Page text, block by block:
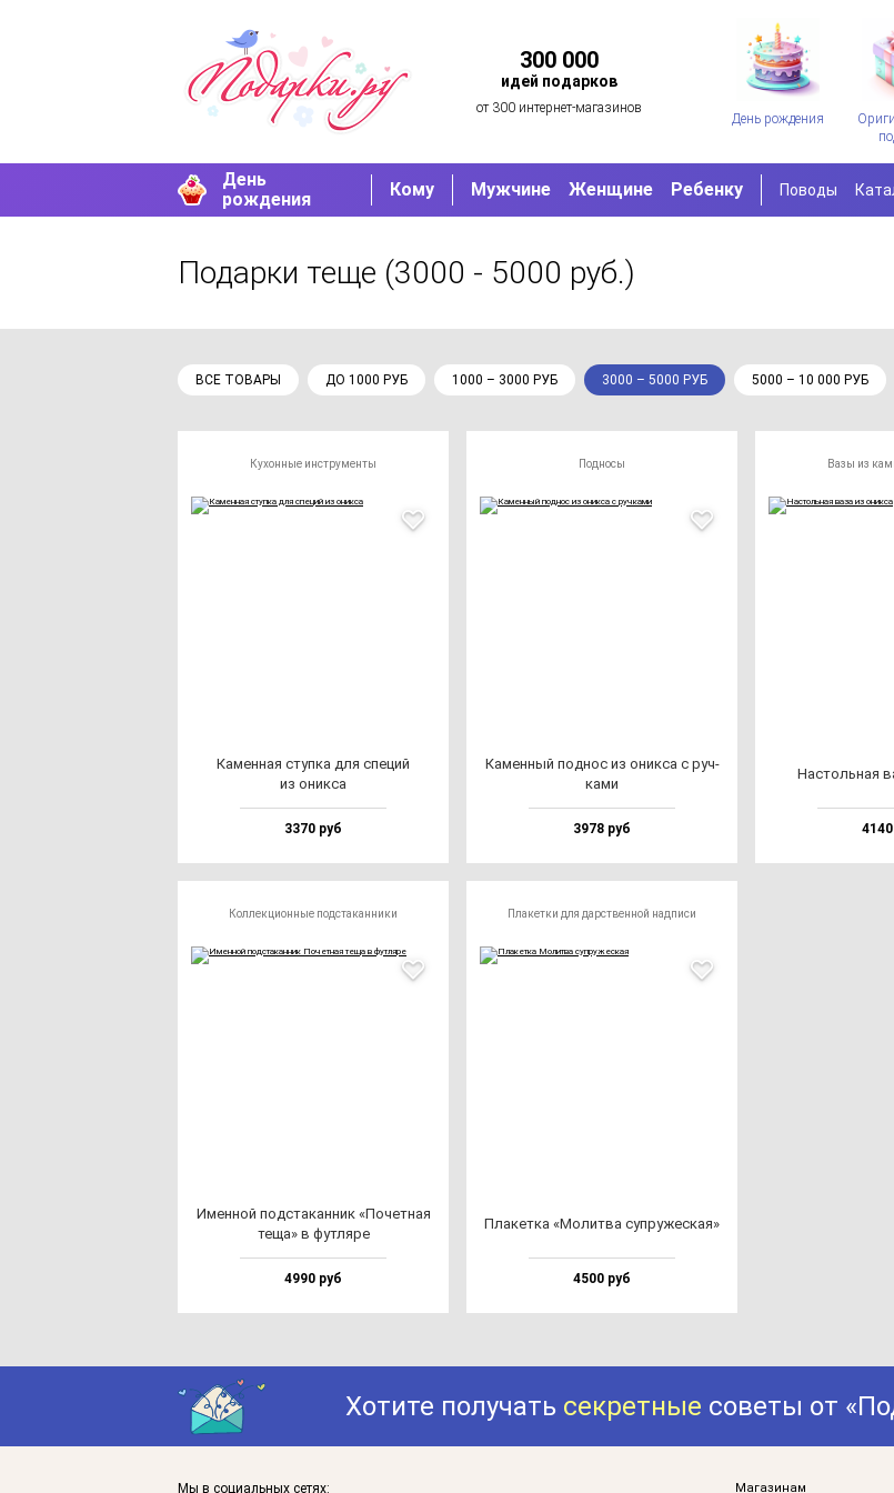
300 000
идей подарков
от 300 интернет-магазинов
День рождения
День
рождения
Кому Мужчине Женщине Ребенку Поводы
Подарки теще (3000 - 5000 руб.)
ВСЕ ТОВАРЫ ДО 1000 РУБ 1000 – 3000 РУБ 3000 – 5000 РУБ 5000 – 10 000 РУБ
Кухонные инструменты
Камен­ная ступ­ка для спе­ций
из оник­са
3370 руб
Подносы
Камен­ный под­нос из оник­са с руч­
ка­ми
3978 руб
Вазы из
Нас­толь­ная
Коллекционные подстаканники
Имен­ной под­ста­кан­ник «Почет­ная
те­ща» в фут­ля­ре
4990 руб
Плакетки для дарственной надписи
Пла­кет­ка «Молит­ва суп­ру­жес­кая»
4500 руб
Хотите получать секретные советы от
Мы в социальных сетях: Магазинам